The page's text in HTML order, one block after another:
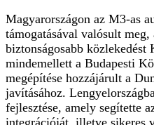
Magyarországon az M3-as
támogatásával valósult
biztonságosabb
mindemellett a Budapesti
megépítése hozzájárult a
javításához.
fejlesztése, amely segítette